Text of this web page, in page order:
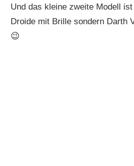
Und das kleine zweite Modell
Droide mit Brille sondern Darth
😉